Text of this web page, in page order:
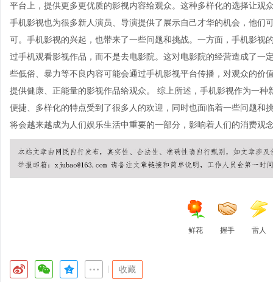
平台上，提供更多更优质的影视内容给观众。这种多样化的选择让观
手机影视也为很多新人演员、导演提供了展示自己才华的机会，他们
可。手机影视的兴起，也带来了一些问题和挑战。一方面，手机影视
过手机观看影视作品，而不是去电影院。这对电影院的经营造成了一
些低俗、暴力等不良内容可能会通过手机影视平台传播，对观众的价
提供健康、正能量的影视作品给观众。 综上所述，手机影视作为一
便捷、多样化的特点受到了很多人的欢迎，同时也面临着一些问题和
将会越来越成为人们娱乐生活中重要的一部分，影响着人们的消费观
鲜花 握手 雷人
收藏